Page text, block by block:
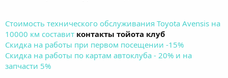
Стоимость технического обслуживания Toyota Avensis на
10000 км составит контакты тойота клуб
Скидка на работы при первом посещении -15%
Скидка на работы по картам автоклуба - 20% и на
запчасти 5%